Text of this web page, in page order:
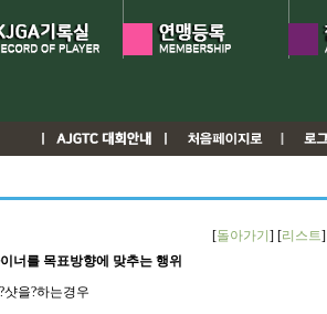
[돌아가기 ] [리스트]
너를 목표방향에 맞추는 행위
샷을?하는경우